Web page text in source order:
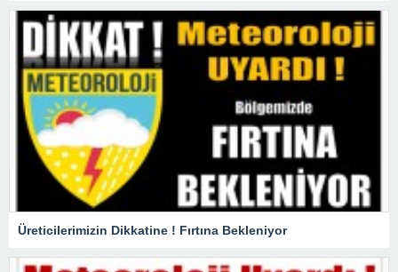
Üreticilerimizin Dikkatine ! Fırtına Bekleniyor